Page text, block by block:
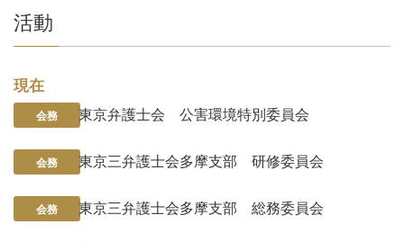
活動
現在
会務 東京弁護士会 公害環境特別委員会
会務 東京三弁護士会多摩支部 研修委員会
会務 東京三弁護士会多摩支部 総務委員会